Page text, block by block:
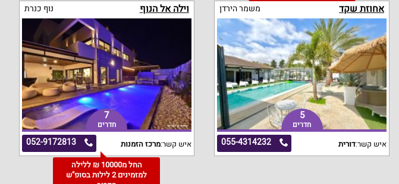
אחוזת שקד משמר הירדן
5
חדרים
055-4314232 איש קשר:דורית
וילה אל הנוף נוף כנרת
7
חדרים
052-9172813 איש קשר:מרכז הזמנות
החל מ10000 ₪ ללילה
למזמינים 2 לילות בסופ"ש